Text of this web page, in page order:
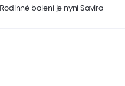
Rodinné balení je nyní Savira